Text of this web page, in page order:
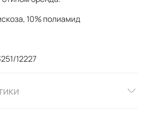
10% полиамид
12227